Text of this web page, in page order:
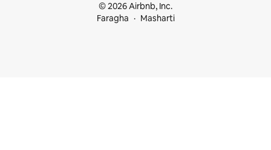
© 2026 Airbnb, Inc.
Faragha
Masharti